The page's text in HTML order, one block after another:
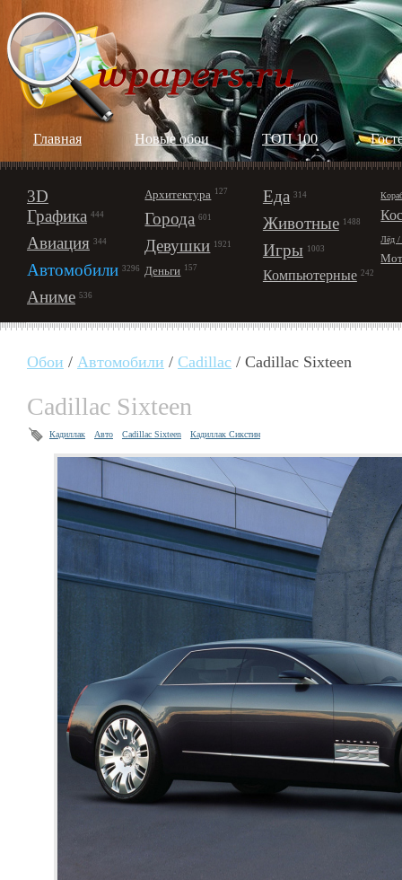
Главная Новые обои ТОП 100
3D
Графика 444
Авиация 344
Автомобили 3296
Аниме 536
Архитектура 127
Города 601
Девушки 1921
Деньги 157
Еда 314
Животные 1488
Игры 1003
Компьютерные 242
Лёд
Обои / Автомобили / Cadillac / Cadillac Sixteen
Cadillac Sixteen
Кадиллак Авто Cadillac Sixteen Кадиллак Сикстин